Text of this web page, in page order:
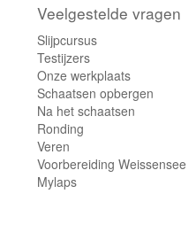
Veelgestelde vragen
Slijpcursus
Testijzers
Onze werkplaats
Schaatsen opbergen
Na het schaatsen
Ronding
Veren
Voorbereiding Weissensee
Mylaps